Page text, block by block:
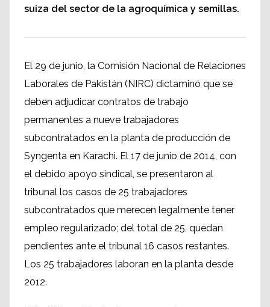
suiza del sector de la agroquímica y semillas.
El 29 de junio, la Comisión Nacional de Relaciones
Laborales de Pakistán (NIRC) dictaminó que se
deben adjudicar contratos de trabajo
permanentes a nueve trabajadores
subcontratados en la planta de producción de
Syngenta en Karachi. El 17 de junio de 2014, con
el debido apoyo sindical, se presentaron al
tribunal los casos de 25 trabajadores
subcontratados que merecen legalmente tener
empleo regularizado; del total de 25, quedan
pendientes ante el tribunal 16 casos restantes.
Los 25 trabajadores laboran en la planta desde
2012.